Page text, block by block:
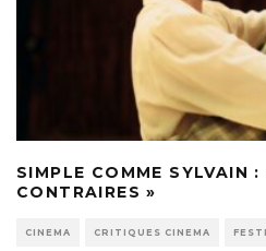
SIMPLE COMME SYLVAIN :
CONTRAIRES »
CINEMA CRITIQUES CINEMA